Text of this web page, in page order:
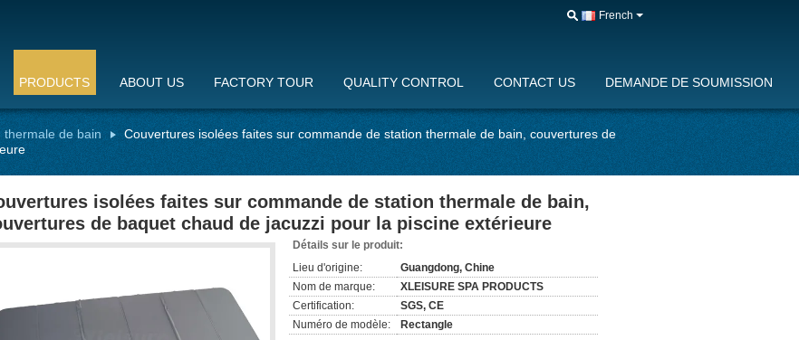
French
PRODUCTS ABOUT US FACTORY TOUR QUALITY CONTROL CONTACT US DEMANDE DE SOUMISSION
thermale de bain
Couvertures isolées faites sur commande de station thermale de bain, couvertures de
isolées faites sur commande de station thermale de bain,
de baquet chaud de jacuzzi pour la piscine extérieure
Détails sur le produit:
Lieu d'origine:
Guangdong, Chine
Nom de marque:
XLEISURE SPA PRODUCTS
Certification:
SGS, CE
Numéro de modèle:
Rectangle